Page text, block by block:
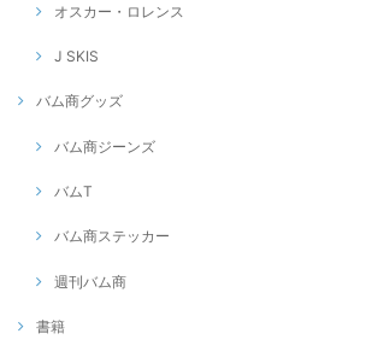
オスカー・ロレンス
J SKIS
バム商グッズ
バム商ジーンズ
バムT
バム商ステッカー
週刊バム商
書籍